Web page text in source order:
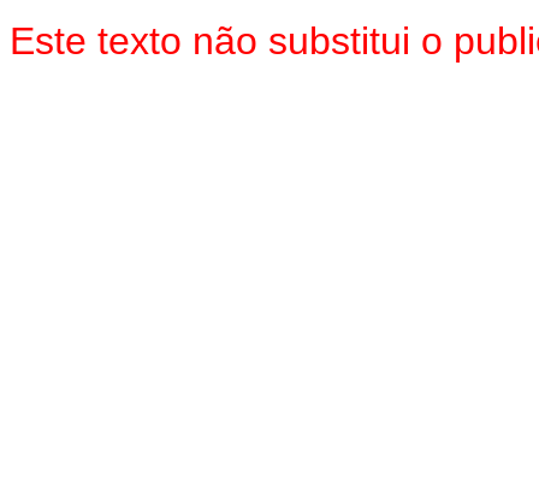
Este texto não substitui o